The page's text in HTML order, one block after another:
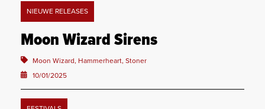
NIEUWE RELEASES
Moon Wizard Sirens
Moon Wizard, Hammerheart, Stoner
10/01/2025